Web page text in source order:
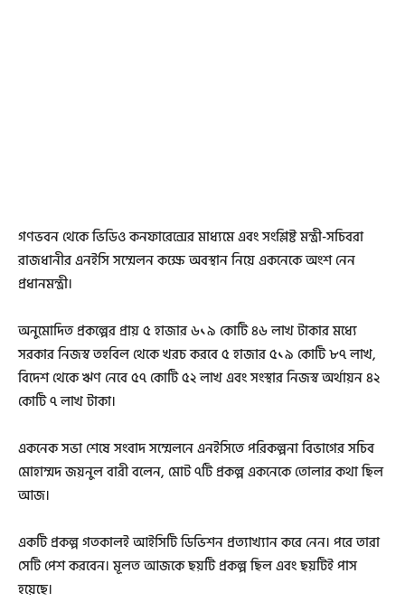
গণভবন থেকে ভিডিও কনফারেন্সের মাধ্যমে এবং সংশ্লিষ্ট মন্ত্রী-সচিবরা
রাজধানীর এনইসি সম্মেলন কক্ষে অবস্থান নিয়ে একনেকে অংশ নেন
প্রধানমন্ত্রী।
অনুমোদিত প্রকল্পের প্রায় ৫ হাজার ৬১৯ কোটি ৪৬ লাখ টাকার মধ্যে
সরকার নিজস্ব তহবিল থেকে খরচ করবে ৫ হাজার ৫১৯ কোটি ৮৭ লাখ,
বিদেশ থেকে ঋণ নেবে ৫৭ কোটি ৫২ লাখ এবং সংস্থার নিজস্ব অর্থায়ন ৪২
কোটি ৭ লাখ টাকা।
একনেক সভা শেষে সংবাদ সম্মেলনে এনইসিতে পরিকল্পনা বিভাগের সচিব
মোহাম্মদ জয়নুল বারী বলেন, মোট ৭টি প্রকল্প একনেকে তোলার কথা ছিল
আজ।
একটি প্রকল্প গতকালই আইসিটি ডিভিশন প্রত্যাখ্যান করে নেন। পরে তারা
সেটি পেশ করবেন। মূলত আজকে ছয়টি প্রকল্প ছিল এবং ছয়টিই পাস
হয়েছে।